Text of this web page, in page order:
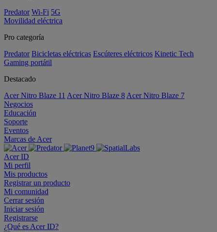
Predator Wi-Fi 5G
Movilidad eléctrica
Pro categoría
Predator Bicicletas eléctricas Escúteres eléctricos Kinetic Tech
Gaming portátil
Destacado
Acer Nitro Blaze 11 Acer Nitro Blaze 8 Acer Nitro Blaze 7
Negocios
Educación
Soporte
Eventos
Marcas de Acer
Acer ID
Mi perfil
Mis productos
Registrar un producto
Mi comunidad
Cerrar sesión
Iniciar sesión
Registrarse
¿Qué es Acer ID?